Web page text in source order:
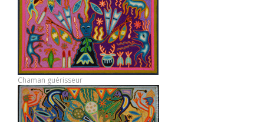
Chaman guérisseur